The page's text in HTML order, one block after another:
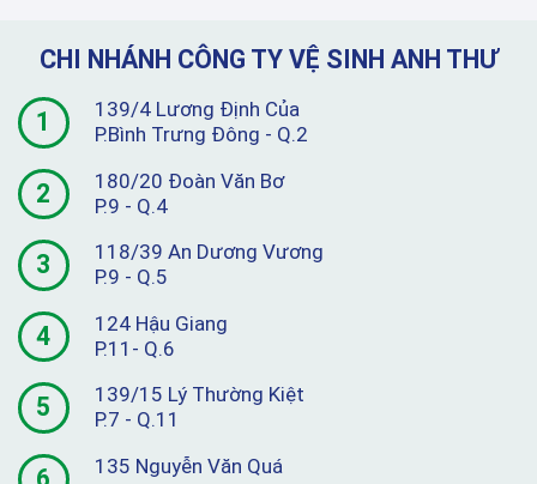
CHI NHÁNH CÔNG TY VỆ SINH ANH THƯ
1
139/4 Lương Định Của
P.Bình Trưng Đông - Q.2
2
180/20 Đoàn Văn Bơ
P.9 - Q.4
3
118/39 An Dương Vương
P.9 - Q.5
4
124 Hậu Giang
P.11- Q.6
5
139/15 Lý Thường Kiệt
P.7 - Q.11
135 Nguyễn Văn Quá